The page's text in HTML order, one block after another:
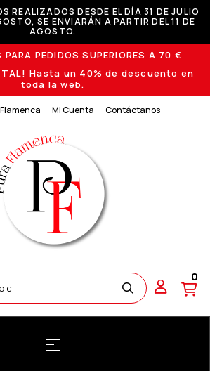
REALIZADOS DESDE EL DÍA 31 DE JULIO
SE ENVIARÁN A PARTIR DEL 11 DE
AGOSTO.
PARA PEDIDOS SUPERIORES A 70 €
Hasta un 40% de descuento en
toda la web.
Mi Cuenta Contáctanos
0
Navegación de palanca
☰